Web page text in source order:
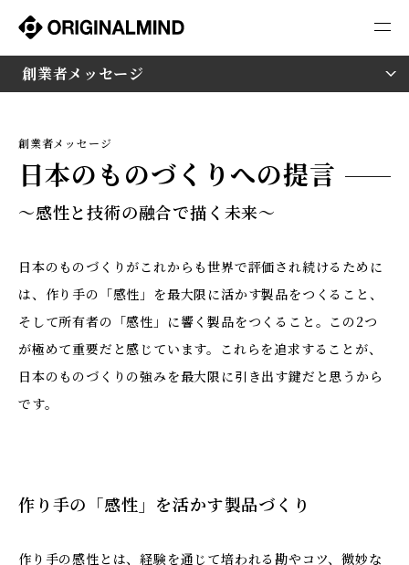
創業者メッセージ
年頭にあたり
創業者メッセージ
日本のものづくりへの提言
～感性と技術の融合で描く未来～
日本のものづくりがこれからも世界で評価され続けるために
は、作り手の「感性」を最大限に活かす製品をつくること、
そして所有者の「感性」に響く製品をつくること。この2つ
が極めて重要だと感じています。これらを追求することが、
日本のものづくりの強みを最大限に引き出す鍵だと思うから
です。
作り手の「感性」を活かす製品づくり
作り手の感性とは、経験を通じて培われる勘やコツ、微妙な